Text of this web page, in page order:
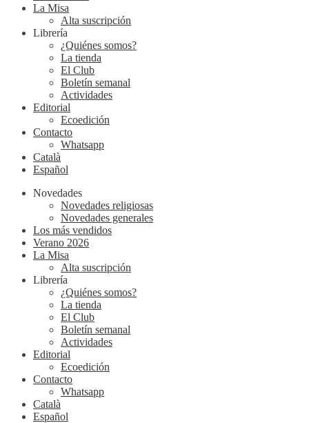
La Misa
Alta suscripción
Librería
¿Quiénes somos?
La tienda
El Club
Boletín semanal
Actividades
Editorial
Ecoedición
Contacto
Whatsapp
Català
Español
Novedades
Novedades religiosas
Novedades generales
Los más vendidos
Verano 2026
La Misa
Alta suscripción
Librería
¿Quiénes somos?
La tienda
El Club
Boletín semanal
Actividades
Editorial
Ecoedición
Contacto
Whatsapp
Català
Español